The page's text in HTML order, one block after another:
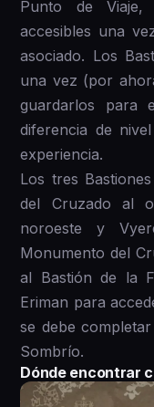
Punto de Viaje,
accesibles una
asociado. Los
una vez (por
guardarlos para
diferencia de
experiencia.
Los tres
del Cruzado al
noroeste y
Monumento del
al Bastión de la
Eriman para
se debe
Sombrío.
Dónde encontrar